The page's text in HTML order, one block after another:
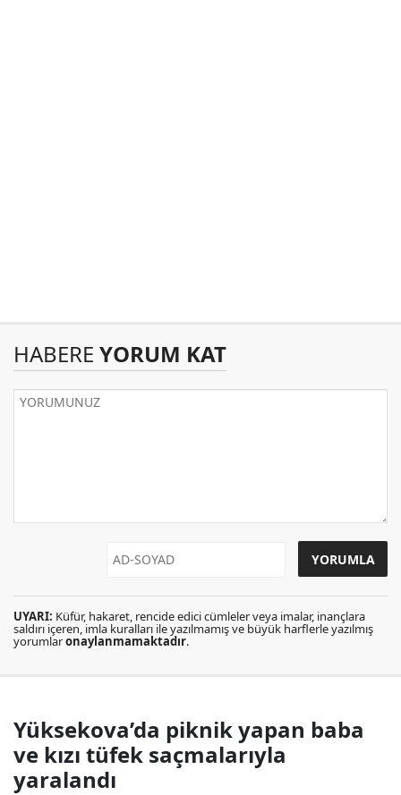
HABERE YORUM KAT
UYARI: Küfür, hakaret, rencide edici cümleler veya imalar, inançlara
saldırı içeren, imla kuralları ile yazılmamış ve büyük harflerle yazılmış
yorumlaronaylanmamaktadır.
Yüksekova’da piknik yapan baba
ve kızı tüfek saçmalarıyla
yaralandı